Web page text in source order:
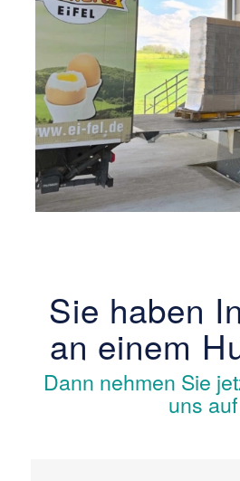
Sie haben
an einem
Dann nehmen Sie
uns auf